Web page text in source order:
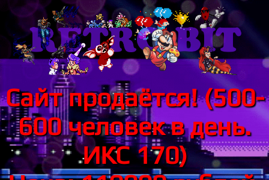
Сайт продаётся! (500-
600 человек в день.
ИКС 170)